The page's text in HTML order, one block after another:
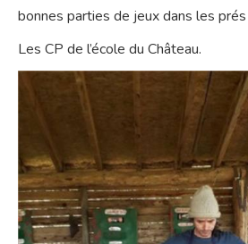
bonnes parties de jeux dans les
Les CP de l’école du Château.